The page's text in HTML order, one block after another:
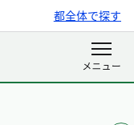
都全体で探す